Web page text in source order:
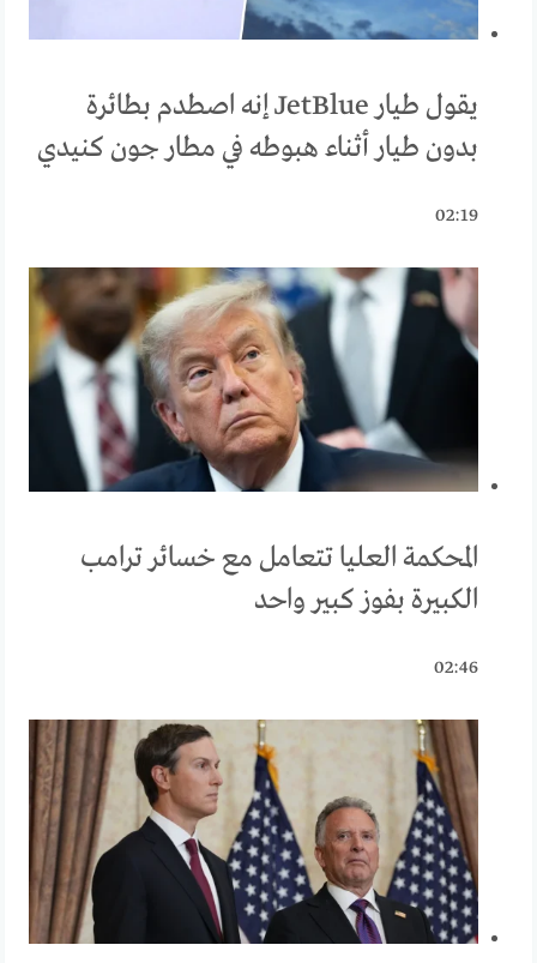
يقول طيار JetBlue إنه اصطدم بطائرة
بدون طيار أثناء هبوطه في مطار جون كنيدي
02:19
المحكمة العليا تتعامل مع خسائر ترامب
الكبيرة بفوز كبير واحد
02:46